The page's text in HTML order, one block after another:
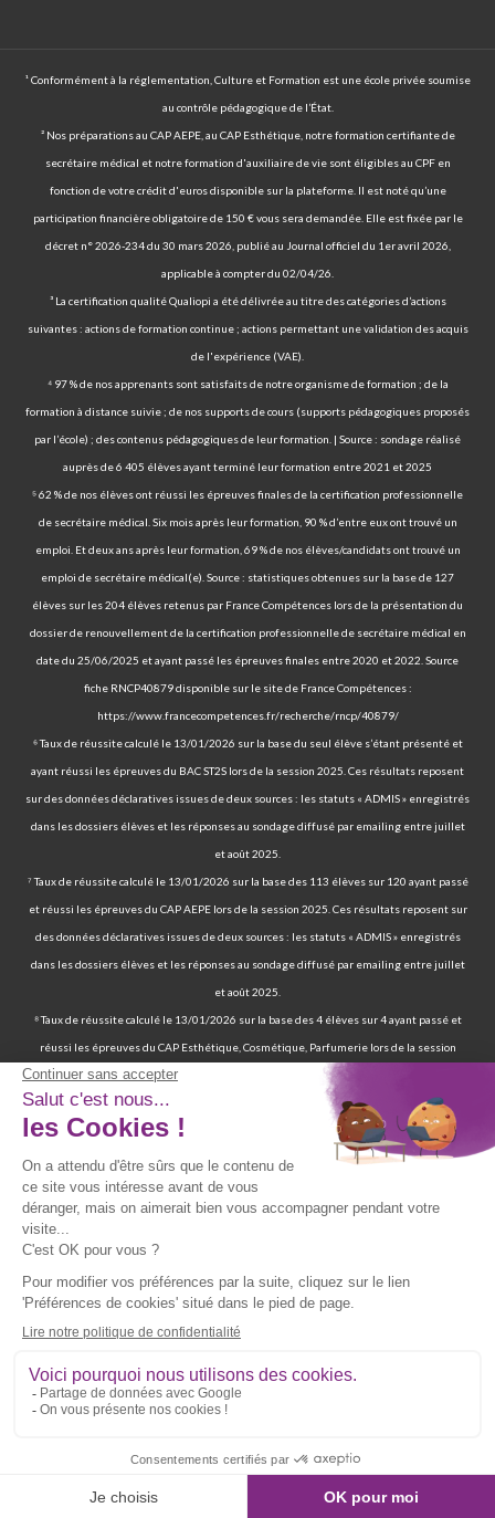
¹ Conformément à la réglementation, Culture et Formation est une école privée soumise
au contrôle pédagogique de l’État.
² Nos préparations au CAP AEPE, au CAP Esthétique, notre formation certifiante de
secrétaire médical et notre formation d'auxiliaire de vie sont éligibles au CPF en
fonction de votre crédit d'euros disponible sur la plateforme. Il est noté qu’une
participation financière obligatoire de 150 € vous sera demandée. Elle est fixée par le
décret n° 2026-234 du 30 mars 2026, publié au Journal officiel du 1er avril 2026,
applicable à compter du 02/04/26.
³ La certification qualité Qualiopi a été délivrée au titre des catégories d’actions
suivantes : actions de formation continue ; actions permettant une validation des acquis
de l'expérience (VAE).
⁴ 97 % de nos apprenants sont satisfaits de notre organisme de formation ; de la
formation à distance suivie ; de nos supports de cours (supports pédagogiques proposés
par l’école) ; des contenus pédagogiques de leur formation. | Source : sondage réalisé
auprès de 6 405 élèves ayant terminé leur formation entre 2021 et 2025
⁵ 62 % de nos élèves ont réussi les épreuves finales de la certification professionnelle
de secrétaire médical. Six mois après leur formation, 90 % d’entre eux ont trouvé un
emploi. Et deux ans après leur formation, 69 % de nos élèves/candidats ont trouvé un
emploi de secrétaire médical(e). Source : statistiques obtenues sur la base de 127
élèves sur les 204 élèves retenus par France Compétences lors de la présentation du
dossier de renouvellement de la certification professionnelle de secrétaire médical en
date du 25/06/2025 et ayant passé les épreuves finales entre 2020 et 2022. Source
fiche RNCP40879 disponible sur le site de France Compétences :
https://www.francecompetences.fr/recherche/rncp/40879/
⁶ Taux de réussite calculé le 13/01/2026 sur la base du seul élève s’étant présenté et
ayant réussi les épreuves du BAC ST2S lors de la session 2025. Ces résultats reposent
sur des données déclaratives issues de deux sources : les statuts « ADMIS » enregistrés
dans les dossiers élèves et les réponses au sondage diffusé par emailing entre juillet
et août 2025.
⁷ Taux de réussite calculé le 13/01/2026 sur la base des 113 élèves sur 120 ayant passé
et réussi les épreuves du CAP AEPE lors de la session 2025. Ces résultats reposent sur
des données déclaratives issues de deux sources : les statuts « ADMIS » enregistrés
dans les dossiers élèves et les réponses au sondage diffusé par emailing entre juillet
et août 2025.
⁸ Taux de réussite calculé le 13/01/2026 sur la base des 4 élèves sur 4 ayant passé et
réussi les épreuves du CAP Esthétique, Cosmétique, Parfumerie lors de la session
2025. Ces résultats reposent sur des données déclaratives issues de deux sources : les
statuts « ADMIS » enregistrés dans les dossiers élèves et les réponses au sondage
diffusé par emailing entre juillet et août 2025.
⁹ 70 % de nos élèves ont d’ailleurs réussi les épreuves finales de la certification
professionnelle d’auxiliaire de vie. | 97 % de nos élèves ont trouvé un emploi six mois
après avoir terminé leur formation certifiante d’auxiliaire de vie. | Deux ans après leur
lors de la présentation du dossier de renouvellement de la certification professionnelle
d’auxiliaire de vie en date du 19/07/024 et ayant passé les épreuves finales entre 2019
https://www.francecompetences.fr/recherche/rncp/39387/
**Vous pouvez être recontacté(e) par téléphone, par mail ou par courrier par l’école.
Copyright © Culture et Formation - Site web réalisé par l’agence Wapiti | Dernière mise